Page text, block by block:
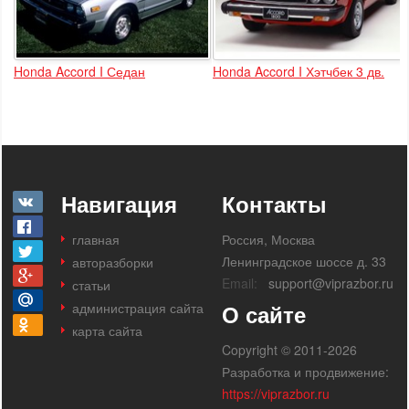
Honda Accord I Седан Honda Accord I Хэтчбек 3 дв.
Навигация
главная
авторазборки
статьи
администрация сайта
карта сайта
Контакты
Россия, Москва
Ленинградское шоссе д. 33
Email:
support@viprazbor.ru
О сайте
Copyright © 2011-2026
Разработка и продвижение:
https://viprazbor.ru